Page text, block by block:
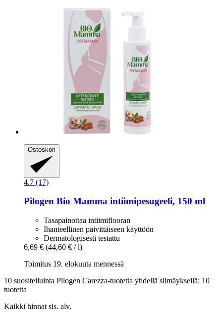
Ostoskori
4.7 (17)
Pilogen Bio Mamma intiimipesugeeli, 150 ml
Tasapainottaa intiimiflooran
Ihanteellinen päivittäiseen käyttöön
Dermatologisesti testattu
6,69 € (44,60 € / l)
Toimitus 19. elokuuta mennessä
10 suositelluinta Pilogen Carezza-tuotetta yhdellä silmäyksellä: 10
tuotetta
Kaikki hinnat sis. alv.